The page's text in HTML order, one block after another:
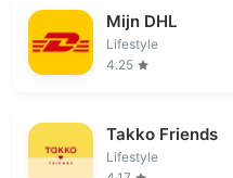
Mijn DHL
Lifestyle
4.25
Takko Friends
Lifestyle